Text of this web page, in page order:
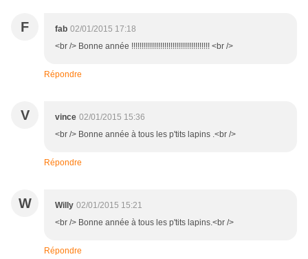
F fab 02/01/2015 17:18
<br /> Bonne année !!!!!!!!!!!!!!!!!!!!!!!!!!!!!!!!!!!!!! <br />
Répondre
V vince 02/01/2015 15:36
<br /> Bonne année à tous les p'tits lapins .<br />
Répondre
W Willy 02/01/2015 15:21
<br /> Bonne année à tous les p'tits lapins.<br />
Répondre